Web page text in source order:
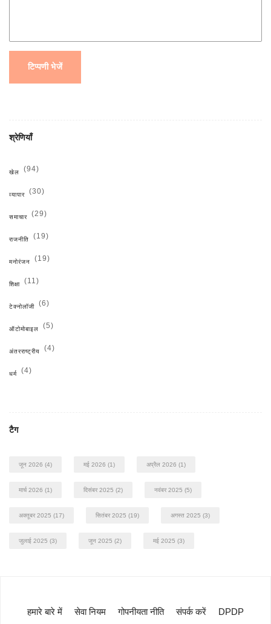
टिप्पणी भेजें
श्रेणियाँ
खेल (94)
व्यापार (30)
समाचार (29)
राजनीति (19)
मनोरंजन (19)
शिक्षा (11)
टेक्नोलॉजी (6)
ऑटोमोबाइल (5)
अंतरराष्ट्रीय (4)
धर्म (4)
टैग
जून 2026 (4) मई 2026 (1) अप्रैल 2026 (1)
मार्च 2026 (1) दिसंबर 2025 (2) नवंबर 2025 (5)
अक्तूबर 2025 (17) सितंबर 2025 (19) अगस्त 2025 (3)
जुलाई 2025 (3) जून 2025 (2) मई 2025 (3)
हमारे बारे में सेवा नियम गोपनीयता नीति संपर्क करें DPDP